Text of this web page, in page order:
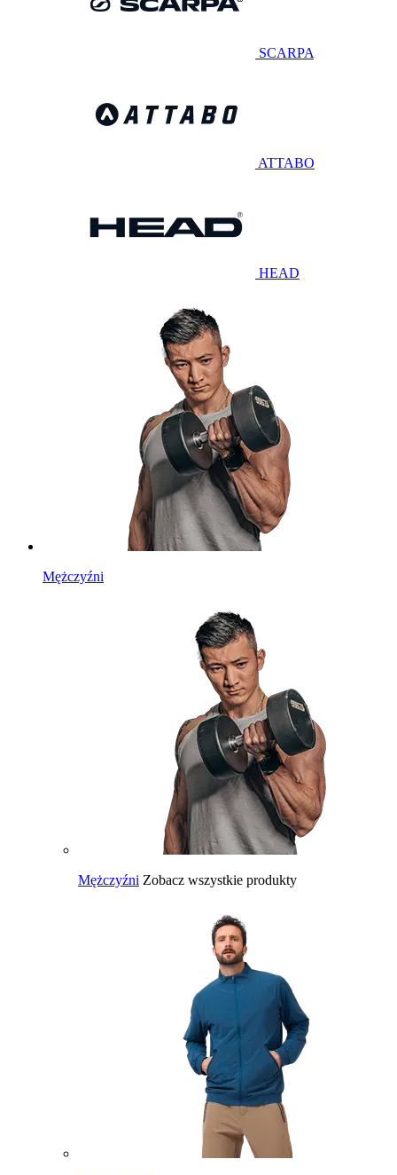
SCARPA
ATTABO
HEAD
Mężczyźni
Mężczyźni Zobacz wszystkie produkty